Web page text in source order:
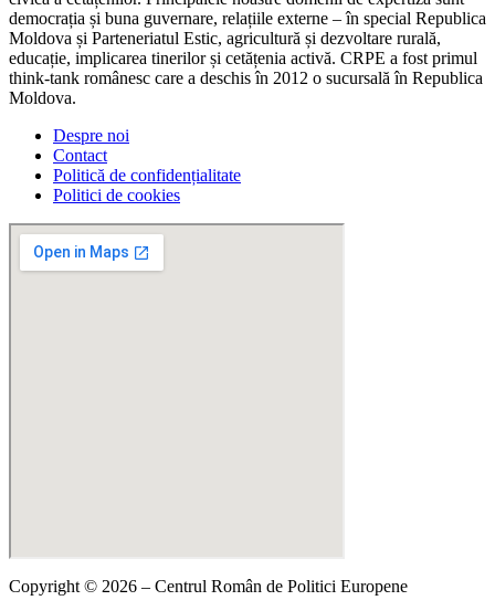
democrația și buna guvernare, relațiile externe – în special Republica
Moldova și Parteneriatul Estic, agricultură și dezvoltare rurală,
educație, implicarea tinerilor și cetățenia activă. CRPE a fost primul
think-tank românesc care a deschis în 2012 o sucursală în Republica
Moldova.
Despre noi
Contact
Politică de confidențialitate
Politici de cookies
Copyright © 2026 – Centrul Român de Politici Europene